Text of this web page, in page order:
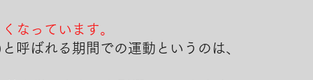
なっています。
と呼ばれる期間での運動というのは、